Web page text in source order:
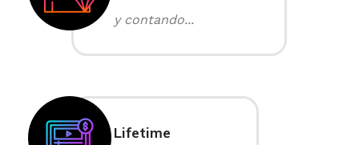
y contando...
Lifetime